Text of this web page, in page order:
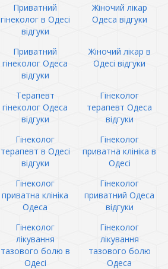
Приватний
гінеколог в Одесі
відгуки
Жіночий лікар
Одеса відгуки
Приватний
гінеколог Одеса
відгуки
Жіночий лікар в
Одесі відгуки
Терапевт
гінеколог Одеса
відгуки
Гінеколог
терапевт Одеса
відгуки
Гінеколог
терапевт в Одесі
відгуки
Гінеколог
приватна клініка в
Одесі
Гінеколог
приватна клініка
Одеса
Гінеколог
приватний Одеса
відгуки
Гінеколог
лікування
тазового болю в
Одесі
Гінеколог
лікування
тазового болю
Одеса